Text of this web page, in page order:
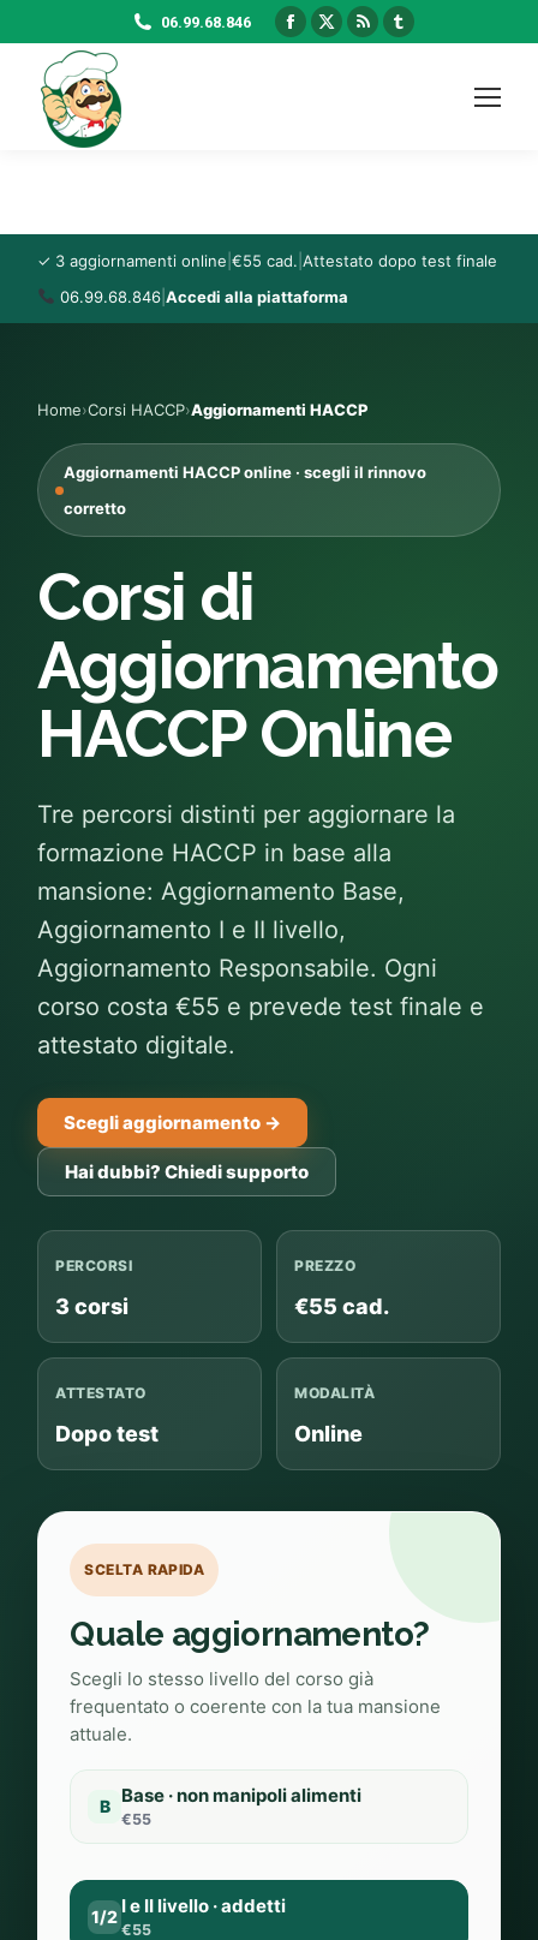
06.99.68.846
Facebook
X
Rss Tumblr
✓ 3 aggiornamenti online |€55 cad. |Attestato dopo test finale
06.99.68.846 |Accedi alla piattaforma
Home›Corsi HACCP›Aggiornamenti HACCP
Aggiornamenti HACCP online · scegli il rinnovo
corretto
Corsi di
Aggiornamento
HACCP Online
Tre percorsi distinti per aggiornare la
formazione HACCP in base alla
mansione: Aggiornamento Base,
Aggiornamento I e II livello,
Aggiornamento Responsabile. Ogni
corso costa €55 e prevede test finale e
attestato digitale.
Scegli aggiornamento →
Hai dubbi? Chiedi supporto
PERCORSI
3 corsi
PREZZO
€55 cad.
ATTESTATO
Dopo test
MODALITÀ
Online
SCELTA RAPIDA
Quale aggiornamento?
Scegli lo stesso livello del corso già
frequentato o coerente con la tua mansione
attuale.
B Base · non manipoli alimenti
€55
1/2 I e II livello · addetti
€55